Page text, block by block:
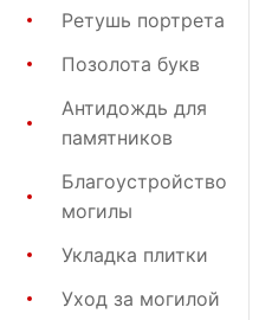
Ретушь портрета
Позолота букв
Антидождь для
памятников
Благоустройство
могилы
Укладка плитки
Уход за могилой